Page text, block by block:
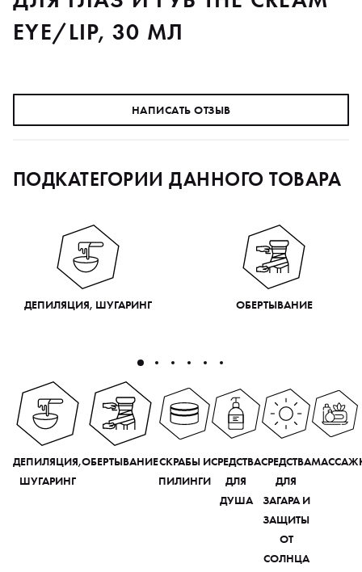
EYE/LIP, 30 МЛ
НАПИСАТЬ ОТЗЫВ
ПОДКАТЕГОРИИ ДАННОГО ТОВАРА
ДЕПИЛЯЦИЯ, ШУГАРИНГ ОБЕРТЫВАНИЕ
ДЕПИЛЯЦИЯ,
ШУГАРИНГ
ОБЕРТЫВАНИЕСКРАБЫ И
ПИЛИНГИ
СРЕДСТВА
ДЛЯ
ДУША
СРЕДСТВА
ДЛЯ
ЗАГАРА И
ЗАЩИТЫ
ОТ
СОЛНЦА
МАССАЖ